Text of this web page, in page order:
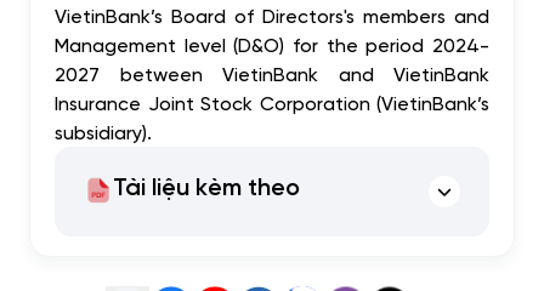
VietinBank’s Board of Directors's members and
Management level (D&O) for the period 2024-
2027 between VietinBank and VietinBank
Insurance Joint Stock Corporation (VietinBank’s
subsidiary).
Tài liệu kèm theo